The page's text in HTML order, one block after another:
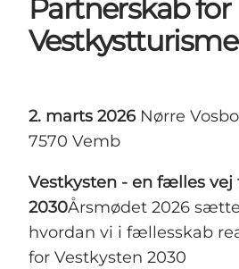
Om os
Partnerskab for
Vestkystturisme
2. marts 2026 Nørre
7570 Vemb
Vestkysten - en fælles vej
2030Årsmødet 2026
hvordan vi i fællesskab
for Vestkysten 2030